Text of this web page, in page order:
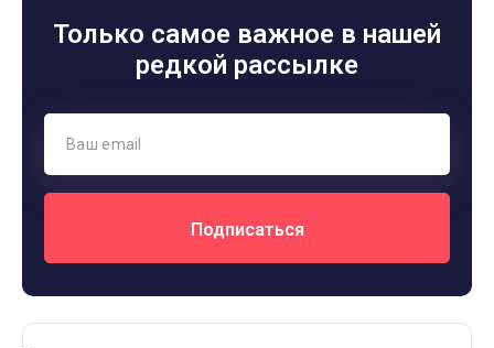
Только самое важное в нашей
редкой рассылке
Подписаться